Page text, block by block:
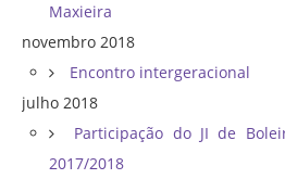
Maxieira
novembro 2018
Encontro intergeracional
julho 2018
Participação do JI de
2017/2018